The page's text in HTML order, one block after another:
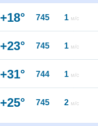
+18° 745 1 м/с
+23° 745 1 м/с
+31° 744 1 м/с
+25° 745 2 м/с